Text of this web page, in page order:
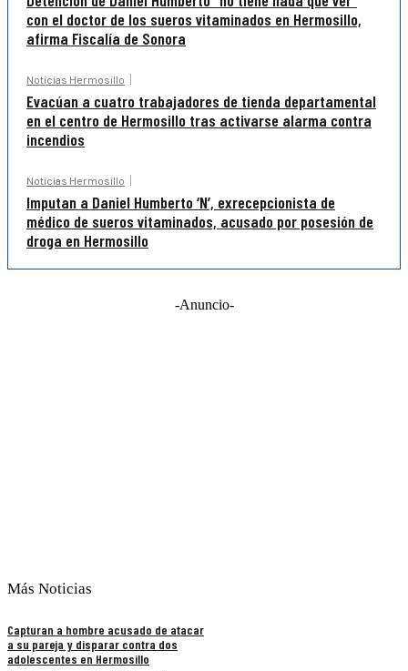
con el doctor de los sueros vitaminados en Hermosillo,
afirma Fiscalía de Sonora
Noticias Hermosillo
Evacúan a cuatro trabajadores de tienda departamental
en el centro de Hermosillo tras activarse alarma contra
incendios
Noticias Hermosillo
Imputan a Daniel Humberto ‘N’, exrecepcionista de
médico de sueros vitaminados, acusado por posesión de
droga en Hermosillo
-Anuncio-
Más Noticias
Capturan a hombre acusado de atacar
a su pareja y disparar contra dos
adolescentes en Hermosillo